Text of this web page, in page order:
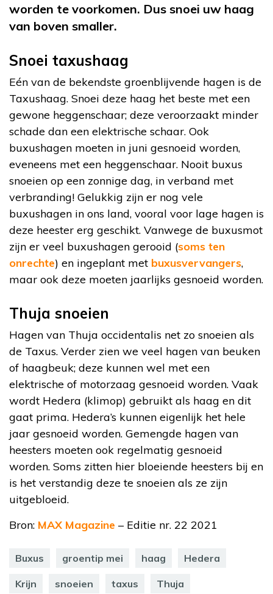
worden te voorkomen. Dus snoei uw haag
van boven smaller.
Snoei taxushaag
Eén van de bekendste groenblijvende hagen is de
Taxushaag. Snoei deze haag het beste met een
gewone heggenschaar; deze veroorzaakt minder
schade dan een elektrische schaar. Ook
buxushagen moeten in juni gesnoeid worden,
eveneens met een heggenschaar. Nooit buxus
snoeien op een zonnige dag, in verband met
verbranding! Gelukkig zijn er nog vele
buxushagen in ons land, vooral voor lage hagen is
deze heester erg geschikt. Vanwege de buxusmot
zijn er veel buxushagen gerooid (soms ten
onrechte) en ingeplant met buxusvervangers,
maar ook deze moeten jaarlijks gesnoeid worden.
Thuja snoeien
Hagen van Thuja occidentalis net zo snoeien als
de Taxus. Verder zien we veel hagen van beuken
of haagbeuk; deze kunnen wel met een
elektrische of motorzaag gesnoeid worden. Vaak
wordt Hedera (klimop) gebruikt als haag en dit
gaat prima. Hedera’s kunnen eigenlijk het hele
jaar gesnoeid worden. Gemengde hagen van
heesters moeten ook regelmatig gesnoeid
worden. Soms zitten hier bloeiende heesters bij en
is het verstandig deze te snoeien als ze zijn
uitgebloeid.
Bron: MAX Magazine – Editie nr. 22 2021
Buxus groentip mei haag Hedera
Krijn snoeien taxus Thuja